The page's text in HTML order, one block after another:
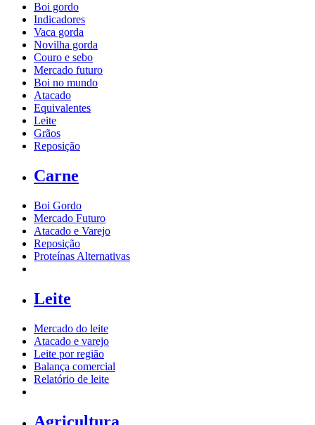
Boi gordo
Indicadores
Vaca gorda
Novilha gorda
Couro e sebo
Mercado futuro
Boi no mundo
Atacado
Equivalentes
Leite
Grãos
Reposição
Carne
Boi Gordo
Mercado Futuro
Atacado e Varejo
Reposição
Proteínas Alternativas
Leite
Mercado do leite
Atacado e varejo
Leite por região
Balança comercial
Relatório de leite
Agricultura